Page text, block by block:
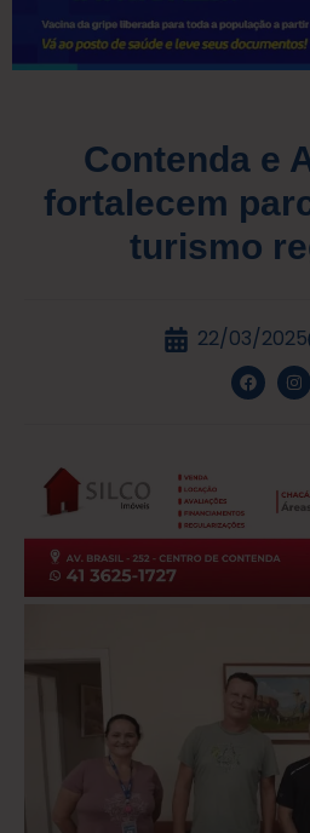
Contenda e
fortalecem
turismo
22/03/2025